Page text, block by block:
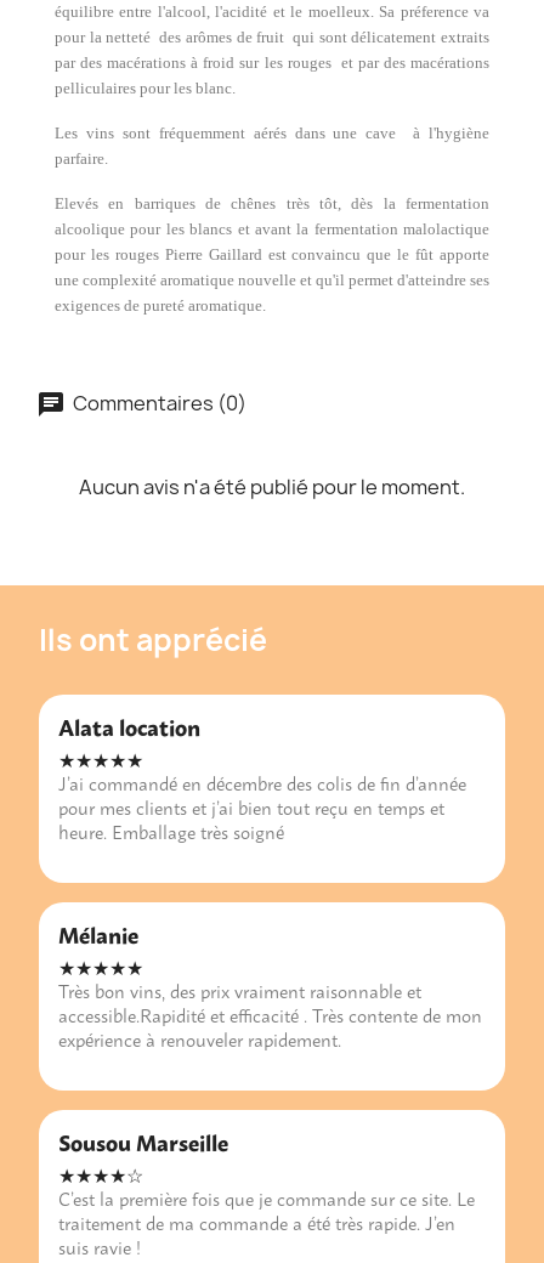
équilibre entre l'alcool, l'acidité et le moelleux. Sa préference va
pour la netteté des arômes de fruit qui sont délicatement extraits
par des macérations à froid sur les rouges et par des macérations
pelliculaires pour les blanc.
Les vins sont fréquemment aérés dans une cave à l'hygiène
parfaire.
Elevés en barriques de chênes très tôt, dès la fermentation
alcoolique pour les blancs et avant la fermentation malolactique
pour les rouges Pierre Gaillard est convaincu que le fût apporte
une complexité aromatique nouvelle et qu'il permet d'atteindre ses
exigences de pureté aromatique.
Commentaires (0)
Aucun avis n'a été publié pour le moment.
Ils ont apprécié
Alata location
★★★★★
J’ai commandé en décembre des colis de fin d’année
pour mes clients et j’ai bien tout reçu en temps et
heure. Emballage très soigné
Mélanie
★★★★★
Très bon vins, des prix vraiment raisonnable et
accessible.Rapidité et efficacité . Très contente de mon
expérience à renouveler rapidement.
Sousou Marseille
★★★★☆
C’est la première fois que je commande sur ce site. Le
traitement de ma commande a été très rapide. J’en
suis ravie !